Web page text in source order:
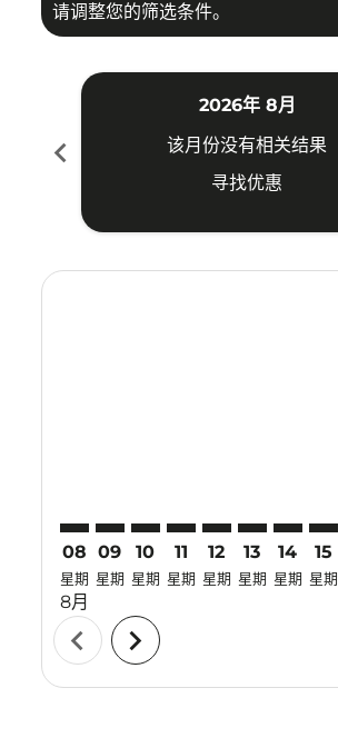
请调整您的筛选条件。
chevron_left
2026年 8月
该月份没有相关结果
寻找优惠
08
星期
8月
09
星期
10
星期
11
星期
12
星期
13
星期
14
星期
15
星期
chevron_left chevron_right